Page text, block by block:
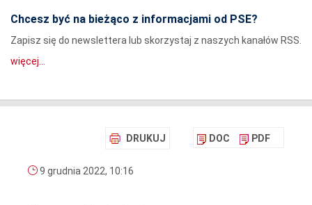
Chcesz być na bieżąco z informacjami od PSE?
Zapisz się do newslettera lub skorzystaj z naszych kanałów RSS.
więcej...
DRUKUJ DOC PDF
9 grudnia 2022, 10:16